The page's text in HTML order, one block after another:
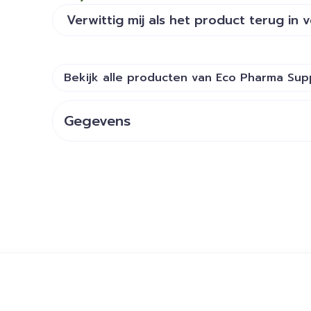
Verwittig mij als het product terug in
Bekijk alle producten van Eco Pharma
Gegevens